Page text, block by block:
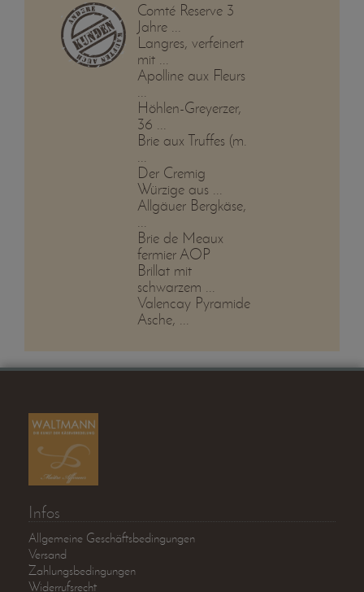
Comté Reserve 3
Jahre ...
Langres, verfeinert
mit ...
Apolline aux Fleurs
...
Höhlen-Greyerzer,
36 ...
Brie aux Truffes (m.
...
Der Cremig
Würzige aus ...
Allgäuer Bergkäse,
...
Brie de Meaux
fermier AOP
Brillat mit
schwarzem ...
Valencay Pyramide
Asche, ...
Infos
Allgemeine Geschäftsbedingungen
Versand
Zahlungsbedingungen
Widerrufsrecht